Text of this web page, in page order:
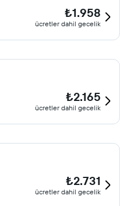
₺1.958
ücretler dahil gecelik
₺2.165
ücretler dahil gecelik
₺2.731
ücretler dahil gecelik